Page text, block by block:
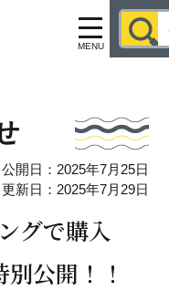
MENU
公開日：2025年7月25日
更新日：2025年7月29日
グで購入
別公開！！